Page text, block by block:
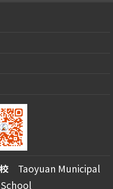
Taoyuan Municipal